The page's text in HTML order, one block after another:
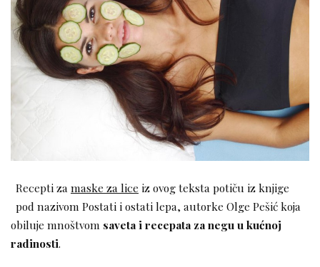
Recepti za maske za lice iz ovog teksta potiču iz knjige
pod nazivom Postati i ostati lepa, autorke Olge Pešić koja
obiluje mnoštvom saveta i recepata za negu u kućnoj
radinosti.